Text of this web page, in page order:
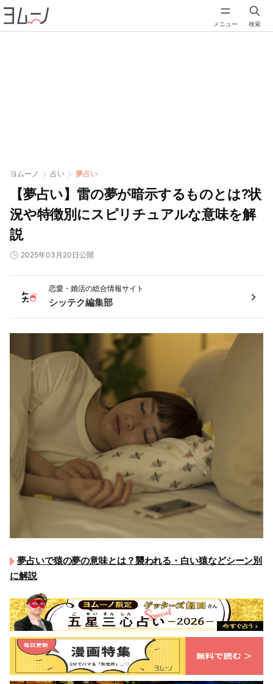
メニュー 検索
ヨムーノ 占い 夢占い
【夢占い】雷の夢が暗示するものとは?状
況や特徴別にスピリチュアルな意味を解
説
2025年03月20日公開
恋愛・婚活の総合情報サイト
シッテク編集部
夢占いで猿の夢の意味とは？襲われる・白い猿などシーン別
に解説